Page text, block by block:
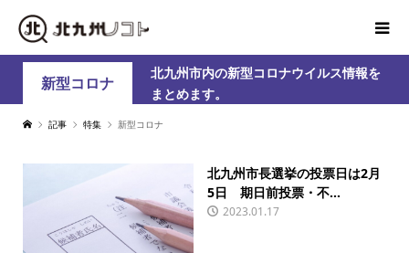
新型コロナ
北九州市内の新型コロナウイルス情報を
まとめます。
記事 特集 新型コロナ
北九州市長選挙の投票日は2月
5日 期日前投票・不...
2023.01.17